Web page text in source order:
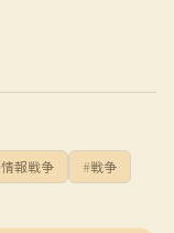
情報戦争 戦争